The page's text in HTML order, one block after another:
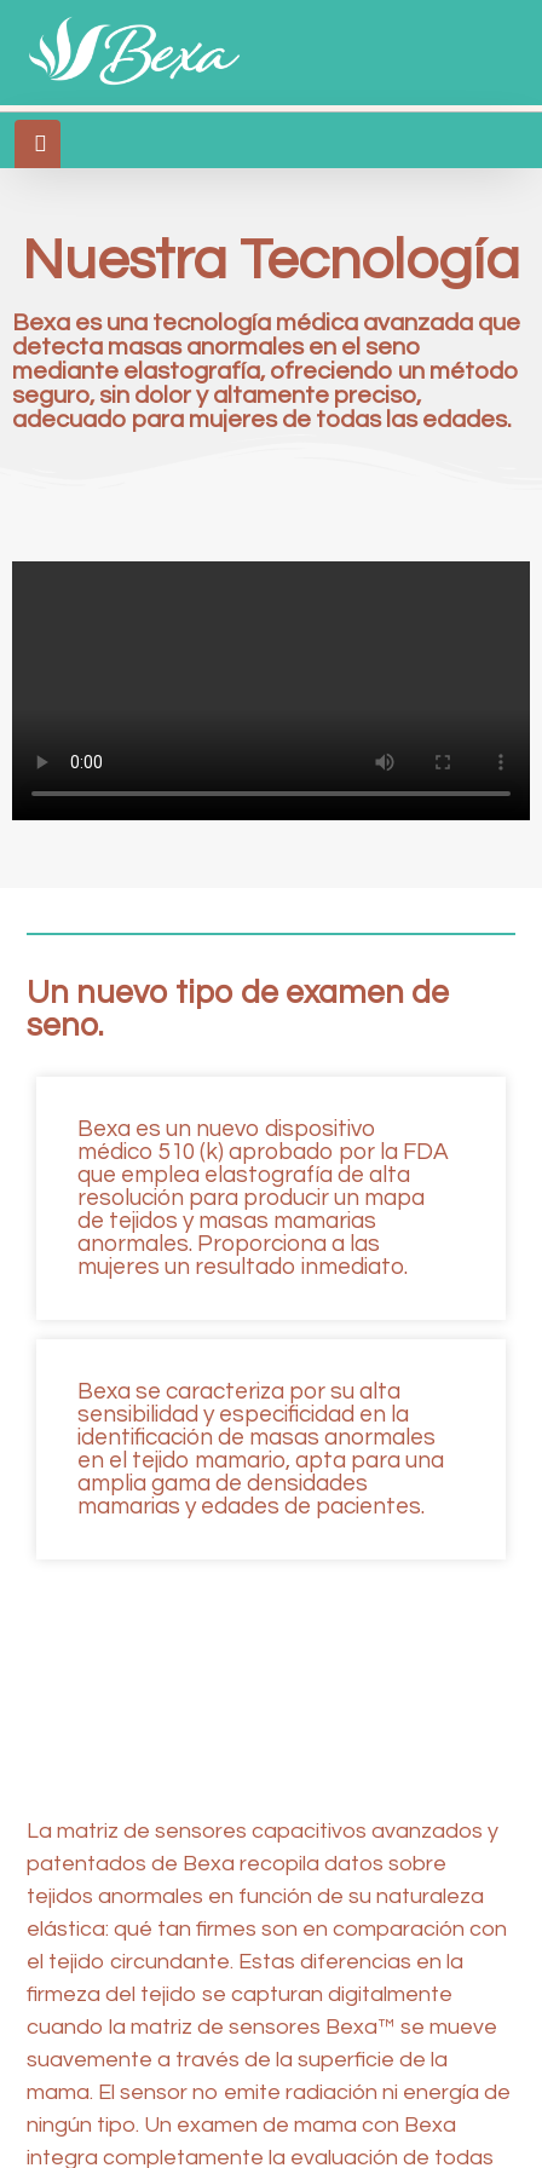
Nuestra Tecnología
Bexa es una tecnología médica avanzada que
detecta masas anormales en el seno
mediante elastografía, ofreciendo un método
seguro, sin dolor y altamente preciso,
adecuado para mujeres de todas las edades.
Un nuevo tipo de examen de
seno.
Bexa es un nuevo dispositivo
médico 510 (k) aprobado por la FDA
que emplea elastografía de alta
resolución para producir un mapa
de tejidos y masas mamarias
anormales. Proporciona a las
mujeres un resultado inmediato.
Bexa se caracteriza por su alta
sensibilidad y especificidad en la
identificación de masas anormales
en el tejido mamario, apta para una
amplia gama de densidades
mamarias y edades de pacientes.
La matriz de sensores capacitivos avanzados y
patentados de Bexa recopila datos sobre
tejidos anormales en función de su naturaleza
elástica: qué tan firmes son en comparación con
el tejido circundante. Estas diferencias en la
firmeza del tejido se capturan digitalmente
cuando la matriz de sensores Bexa™ se mueve
suavemente a través de la superficie de la
mama. El sensor no emite radiación ni energía de
ningún tipo. Un examen de mama con Bexa
integra completamente la evaluación de todas